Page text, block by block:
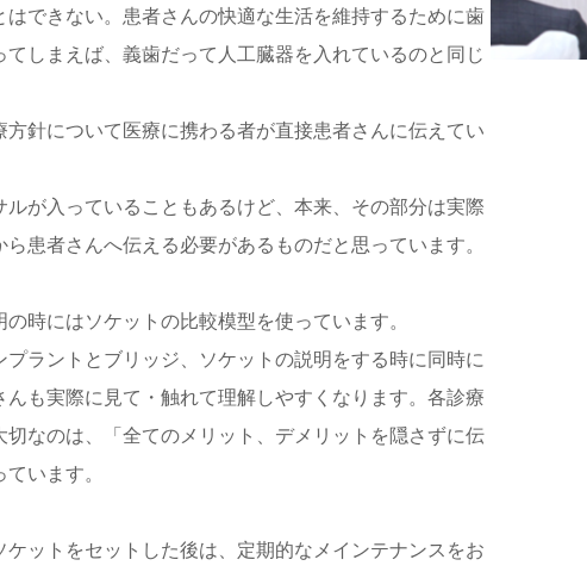
できない。患者さんの快適な生活を維持するために歯
しまえば、義歯だって人工臓器を入れているのと同じ
方針について医療に携わる者が直接患者さんに伝えてい
が入っていることもあるけど、本来、その部分は実際
患者さんへ伝える必要があるものだと思っています。
時にはソケットの比較模型を使っています。
ラントとブリッジ、ソケットの説明をする時に同時に
も実際に見て・触れて理解しやすくなります。各診療
切なのは、「全てのメリット、デメリットを隠さずに伝
います。
ットをセットした後は、定期的なメインテナンスをお